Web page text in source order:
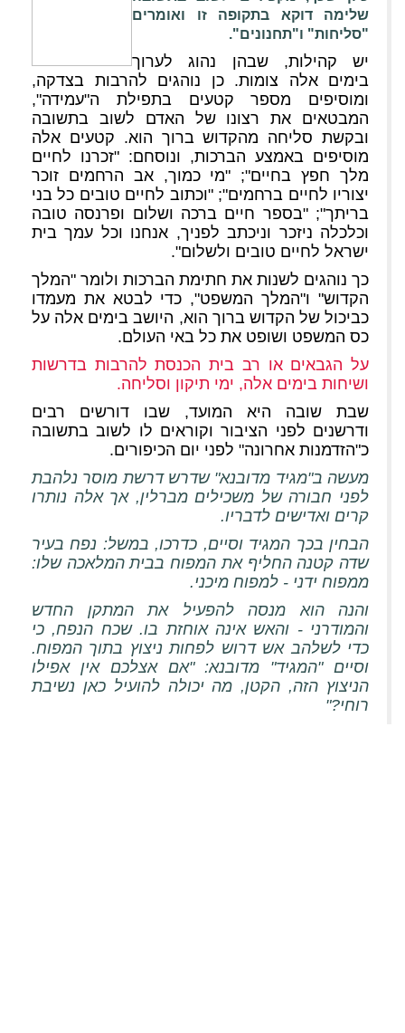
שלימה דוקא בתקופה זו ואומרים
"סליחות" ו"תחנונים".
יש קהילות, שבהן נהוג לערוך
בימים אלה צומות. כן נוהגים להרבות בצדקה,
ומוסיפים מספר קטעים בתפילת ה"עמידה",
המבטאים את רצונו של האדם לשוב בתשובה
ובקשת סליחה מהקדוש ברוך הוא. קטעים אלה
מוסיפים באמצע הברכות, ונוסחם: "זכרנו לחיים
מלך חפץ בחיים"; "מי כמוך, אב הרחמים זוכר
יצוריו לחיים ברחמים"; "וכתוב לחיים טובים כל בני
בריתך"; "בספר חיים ברכה ושלום ופרנסה טובה
וכלכלה ניזכר וניכתב לפניך, אנחנו וכל עמך בית
ישראל לחיים טובים ולשלום".
כך נוהגים לשנות את חתימת הברכות ולומר "המלך
הקדוש" ו"המלך המשפט", כדי לבטא את מעמדו
כביכול של הקדוש ברוך הוא, היושב בימים אלה על
כס המשפט ושופט את כל באי העולם.
על הגבאים או רב בית הכנסת להרבות בדרשות
ושיחות בימים אלה, ימי תיקון וסליחה.
שבת שובה היא המועד, שבו דורשים רבים
ודרשנים לפני הציבור וקוראים לו לשוב בתשובה
כ"הזדמנות אחרונה" לפני יום הכיפורים.
מעשה ב"מגיד מדובנא" שדרש דרשת מוסר נלהבת
לפני חבורה של משכילים מברלין, אך אלה נותרו
קרים ואדישים לדבריו.
הבחין בכך המגיד וסיים, כדרכו, במשל: נפח בעיר
שדה קטנה החליף את המפוח בבית המלאכה שלו:
ממפוח ידני - למפוח מיכני.
והנה הוא מנסה להפעיל את המתקן החדש
והמודרני - והאש אינה אוחזת בו. שכח הנפח, כי
כדי לשלהב אש דרוש לפחות ניצוץ בתוך המפוח.
וסיים "המגיד" מדובנא: "אם אצלכם אין אפילו
הניצוץ הזה, הקטן, מה יכולה להועיל כאן נשיבת
רוחי?"